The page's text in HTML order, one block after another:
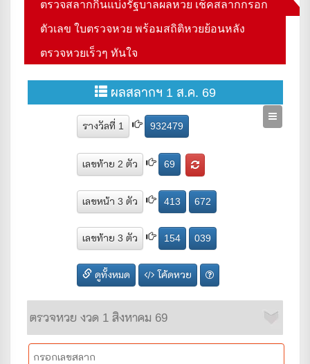
ตัวเลข ใบตรวจหวย พร้อมสถิติหวยย้อนหลัง
ตรวจหวยเร็วๆ ทันใจ